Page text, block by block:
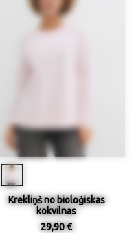
Krekliņš no bioloģiskas
kokvilnas
29,90 €